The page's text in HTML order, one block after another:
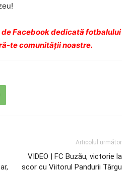
de Facebook dedicată fotbalului
te comunității noastre.
Articolul următor
VIDEO | FC Buzău, victorie la
scor cu Viitorul Pandurii Târgu